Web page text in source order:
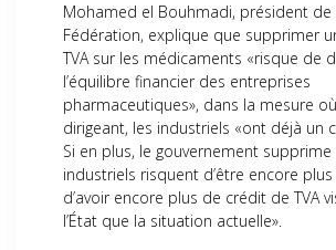
Mohamed el Bouhmadi, président de
Fédération, explique que supprimer
TVA sur les médicaments «risque de
l’équilibre financier des entreprises
pharmaceutiques», dans la mesure
dirigeant, les industriels «ont déjà un
Si en plus, le gouvernement supprime
industriels risquent d’être encore
d’avoir encore plus de crédit de TVA
l’État que la situation actuelle».